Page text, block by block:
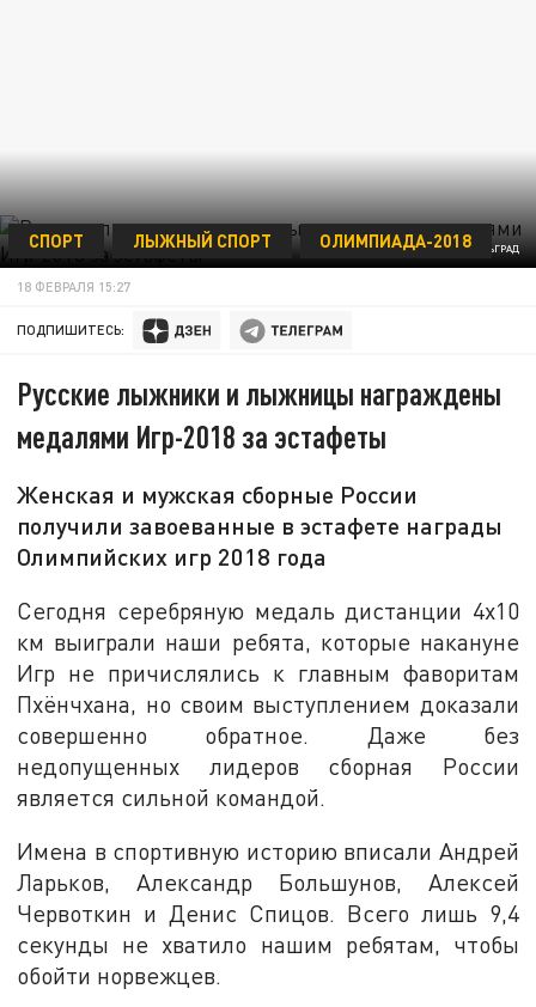
ФОТО: ЦАРЬГРАД
СПОРТ ЛЫЖНЫЙ СПОРТ ОЛИМПИАДА-2018
18 ФЕВРАЛЯ 15:27
ПОДПИШИТЕСЬ:
Русские лыжники и лыжницы награждены
медалями Игр-2018 за эстафеты
Женская и мужская сборные России
получили завоеванные в эстафете награды
Олимпийских игр 2018 года
Сегодня серебряную медаль дистанции 4х10
км выиграли наши ребята, которые накануне
Игр не причислялись к главным фаворитам
Пхёнчхана, но своим выступлением доказали
совершенно обратное. Даже без
недопущенных лидеров сборная России
является сильной командой.
Имена в спортивную историю вписали Андрей
Ларьков, Александр Большунов, Алексей
Червоткин и Денис Спицов. Всего лишь 9,4
секунды не хватило нашим ребятам, чтобы
обойти норвежцев.